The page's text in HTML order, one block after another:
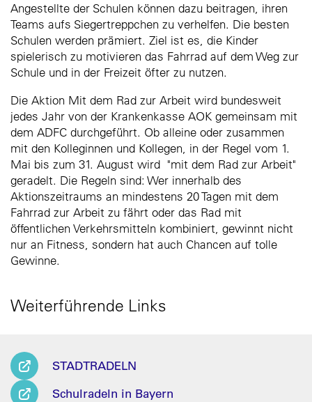
Angestellte der Schulen können dazu beitragen, ihren
Teams aufs Siegertreppchen zu verhelfen. Die besten
Schulen werden prämiert. Ziel ist es, die Kinder
spielerisch zu motivieren das Fahrrad auf dem Weg zur
Schule und in der Freizeit öfter zu nutzen.
Die Aktion Mit dem Rad zur Arbeit wird bundesweit
jedes Jahr von der Krankenkasse AOK gemeinsam mit
dem ADFC durchgeführt. Ob alleine oder zusammen
mit den Kolleginnen und Kollegen, in der Regel vom 1.
Mai bis zum 31. August wird "mit dem Rad zur Arbeit"
geradelt. Die Regeln sind: Wer innerhalb des
Aktionszeitraums an mindestens 20 Tagen mit dem
Fahrrad zur Arbeit zu fährt oder das Rad mit
öffentlichen Verkehrsmitteln kombiniert, gewinnt nicht
nur an Fitness, sondern hat auch Chancen auf tolle
Gewinne.
Weiterführende Links
STADTRADELN
Schulradeln in Bayern